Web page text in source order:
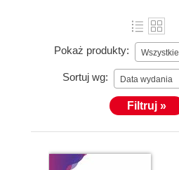
Pokaż produkty: Wszystkie
Sortuj wg: Data wydania
Filtruj »